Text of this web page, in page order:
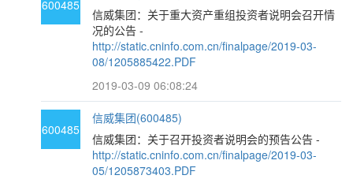
600485
信威集团：关于重大资产重组投资者说明会召开情
况的公告 -
http://static.cninfo.com.cn/finalpage/2019-03-
08/1205885422.PDF
2019-03-09 06:08:24
600485
信威集团(600485)
信威集团：关于召开投资者说明会的预告公告 -
http://static.cninfo.com.cn/finalpage/2019-03-
05/1205873403.PDF